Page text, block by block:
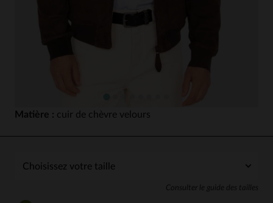
Matière : cuir de chèvre velours
Consulter le guide des tailles